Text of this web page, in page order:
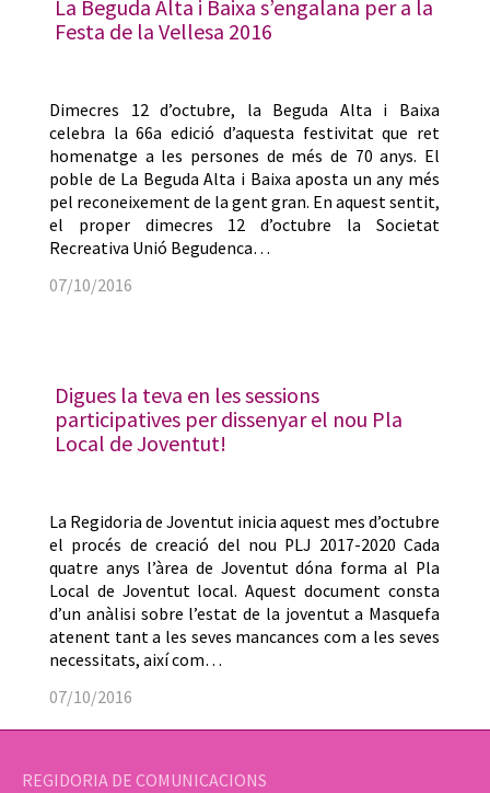
La Beguda Alta i Baixa s’engalana per a la
Festa de la Vellesa 2016
Dimecres 12 d’octubre, la Beguda Alta i Baixa
celebra la 66a edició d’aquesta festivitat que ret
homenatge a les persones de més de 70 anys. El
poble de La Beguda Alta i Baixa aposta un any més
pel reconeixement de la gent gran. En aquest sentit,
el proper dimecres 12 d’octubre la Societat
Recreativa Unió Begudenca…
07/10/2016
Digues la teva en les sessions
participatives per dissenyar el nou Pla
Local de Joventut!
La Regidoria de Joventut inicia aquest mes d’octubre
el procés de creació del nou PLJ 2017-2020 Cada
quatre anys l’àrea de Joventut dóna forma al Pla
Local de Joventut local. Aquest document consta
d’un anàlisi sobre l’estat de la joventut a Masquefa
atenent tant a les seves mancances com a les seves
necessitats, així com…
07/10/2016
REGIDORIA DE COMUNICACIONS